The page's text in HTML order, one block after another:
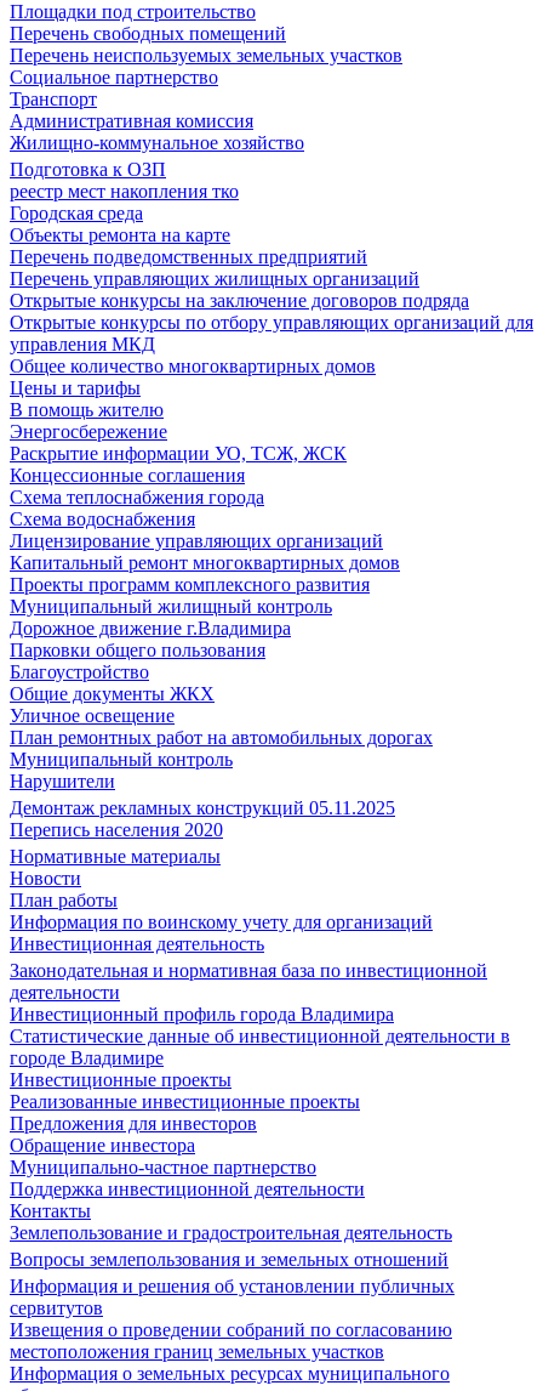
Площадки под строительство
Перечень свободных помещений
Перечень неиспользуемых земельных участков
Социальное партнерство
Транспорт
Административная комиссия
Жилищно-коммунальное хозяйство
Подготовка к ОЗП
реестр мест накопления тко
Городская среда
Объекты ремонта на карте
Перечень подведомственных предприятий
Перечень управляющих жилищных организаций
Открытые конкурсы на заключение договоров подряда
Открытые конкурсы по отбору управляющих организаций для
управления МКД
Общее количество многоквартирных домов
Цены и тарифы
В помощь жителю
Энергосбережение
Раскрытие информации УО, ТСЖ, ЖСК
Концессионные соглашения
Схема теплоснабжения города
Схема водоснабжения
Лицензирование управляющих организаций
Капитальный ремонт многоквартирных домов
Проекты программ комплексного развития
Муниципальный жилищный контроль
Дорожное движение г.Владимира
Парковки общего пользования
Благоустройство
Общие документы ЖКХ
Уличное освещение
План ремонтных работ на автомобильных дорогах
Муниципальный контроль
Нарушители
Демонтаж рекламных конструкций 05.11.2025
Перепись населения 2020
Нормативные материалы
Новости
План работы
Информация по воинскому учету для организаций
Инвестиционная деятельность
Законодательная и нормативная база по инвестиционной
деятельности
Инвестиционный профиль города Владимира
Статистические данные об инвестиционной деятельности в
городе Владимире
Инвестиционные проекты
Реализованные инвестиционные проекты
Предложения для инвесторов
Обращение инвестора
Муниципально-частное партнерство
Поддержка инвестиционной деятельности
Контакты
Землепользование и градостроительная деятельность
Вопросы землепользования и земельных отношений
Информация и решения об установлении публичных
сервитутов
Извещения о проведении собраний по согласованию
местоположения границ земельных участков
Информация о земельных ресурсах муниципального